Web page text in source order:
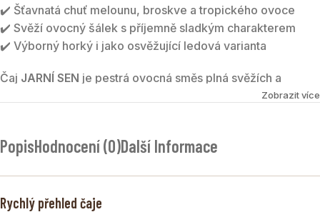
✔️ Šťavnatá chuť melounu, broskve a tropického ovoce
✔️ Svěží ovocný šálek s příjemně sladkým charakterem
✔️ Výborný horký i jako osvěžující ledová varianta
Čaj JARNÍ SEN je pestrá ovocná směs plná svěžích a
sladkých tónů. Základem jsou jablka, šípky a květy ibišku,
zatímco broskvové aroma přináší jemnou sladkost a
Zobrazit více
PopisHodnocení (0)Další Informace
Rychlý přehled čaje